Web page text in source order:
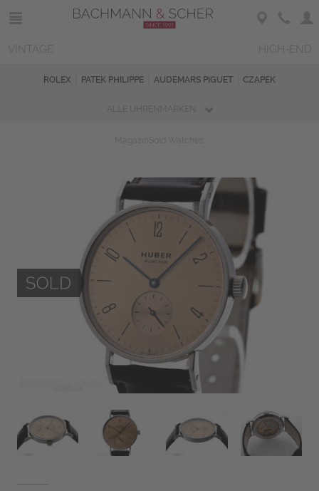
ROLEX PATEK PHILIPPE AUDEMARS PIGUET CZAPEK